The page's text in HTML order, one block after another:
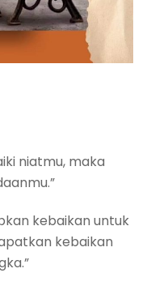
niatmu, maka
kebaikan untuk
kebaikan